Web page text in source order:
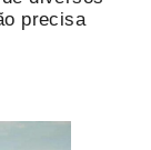
precisa